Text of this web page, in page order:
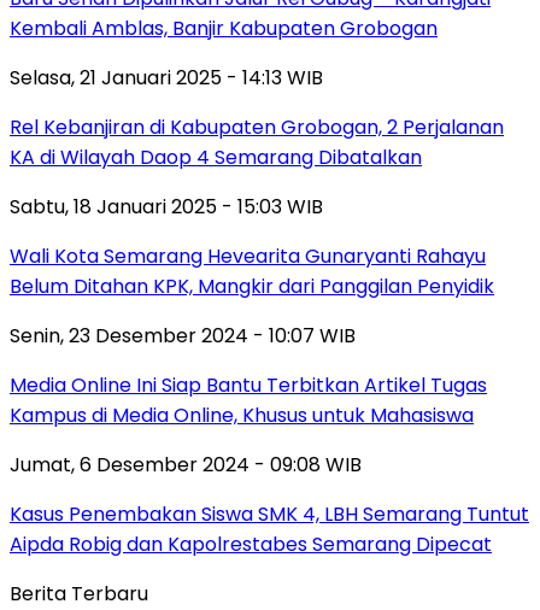
Kembali Amblas, Banjir Kabupaten Grobogan
Selasa, 21 Januari 2025 - 14:13 WIB
Rel Kebanjiran di Kabupaten Grobogan, 2 Perjalanan
KA di Wilayah Daop 4 Semarang Dibatalkan
Sabtu, 18 Januari 2025 - 15:03 WIB
Wali Kota Semarang Hevearita Gunaryanti Rahayu
Belum Ditahan KPK, Mangkir dari Panggilan Penyidik
Senin, 23 Desember 2024 - 10:07 WIB
Media Online Ini Siap Bantu Terbitkan Artikel Tugas
Kampus di Media Online, Khusus untuk Mahasiswa
Jumat, 6 Desember 2024 - 09:08 WIB
Kasus Penembakan Siswa SMK 4, LBH Semarang Tuntut
Aipda Robig dan Kapolrestabes Semarang Dipecat
Berita Terbaru